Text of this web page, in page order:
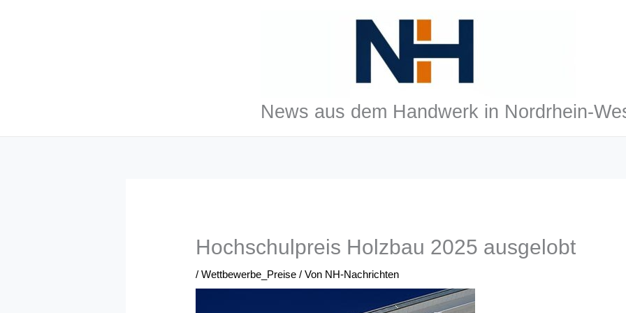
News aus dem Handwerk in Nordrhein-
Hochschulpreis Holzbau 2025 ausgelobt
/Wettbewerbe_Preise / Von NH-Nachrichten